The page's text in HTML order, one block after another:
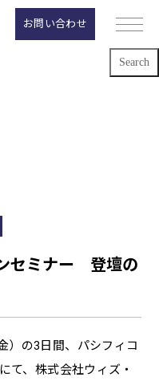
お問い合わせ
セミナー 登壇の
）の3日間、パシフィコ
て、株式会社ウィズ・